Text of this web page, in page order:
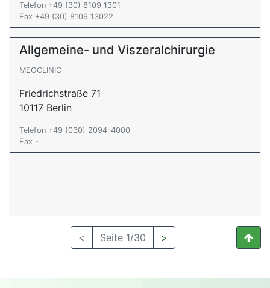
Telefon +49 (30) 8109 1301
Fax +49 (30) 8109 13022
Allgemeine- und Viszeralchirurgie
MEOCLINIC
Friedrichstraße 71
10117 Berlin
Telefon +49 (030) 2094-4000
Fax -
< Seite 1/30 >